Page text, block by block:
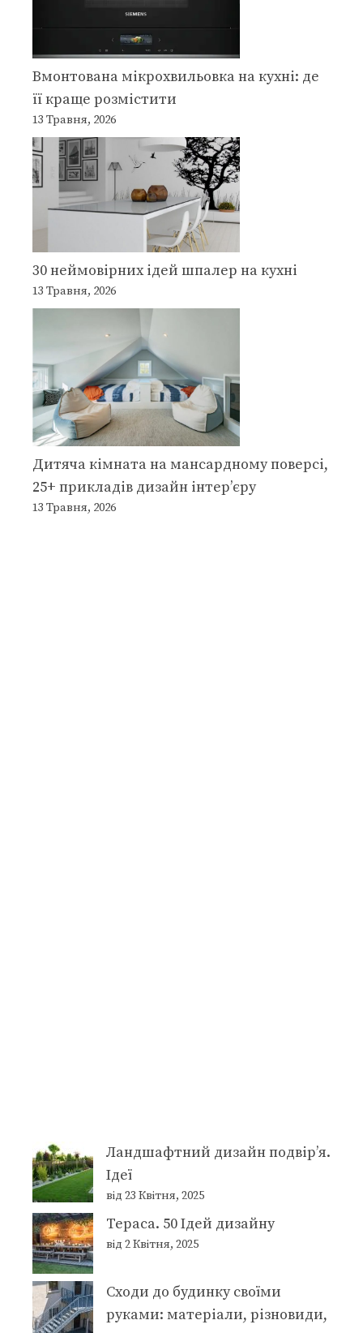
Вмонтована мікрохвильовка на кухні: де
її краще розмістити
13 Травня, 2026
30 неймовірних ідей шпалер на кухні
13 Травня, 2026
Дитяча кімната на мансардному поверсі,
25+ прикладів дизайн інтер’єру
13 Травня, 2026
Ландшафтний дизайн подвір’я.
Ідеї
від 23 Квітня, 2025
Тераса. 50 Ідей дизайну
від 2 Квітня, 2025
Сходи до будинку своїми
руками: матеріали, різновиди,